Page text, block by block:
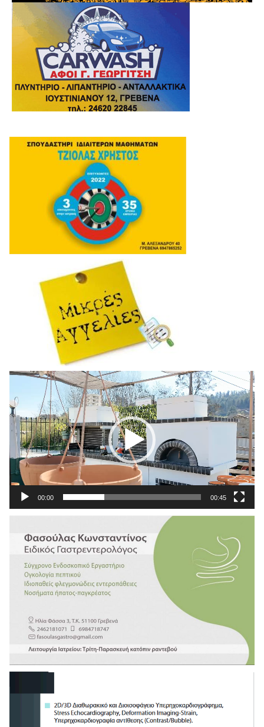
Πρόγραμμα
Αναπαραγωγής
Βίντεο
00:00 00:45